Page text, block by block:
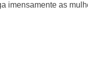
imensamente as